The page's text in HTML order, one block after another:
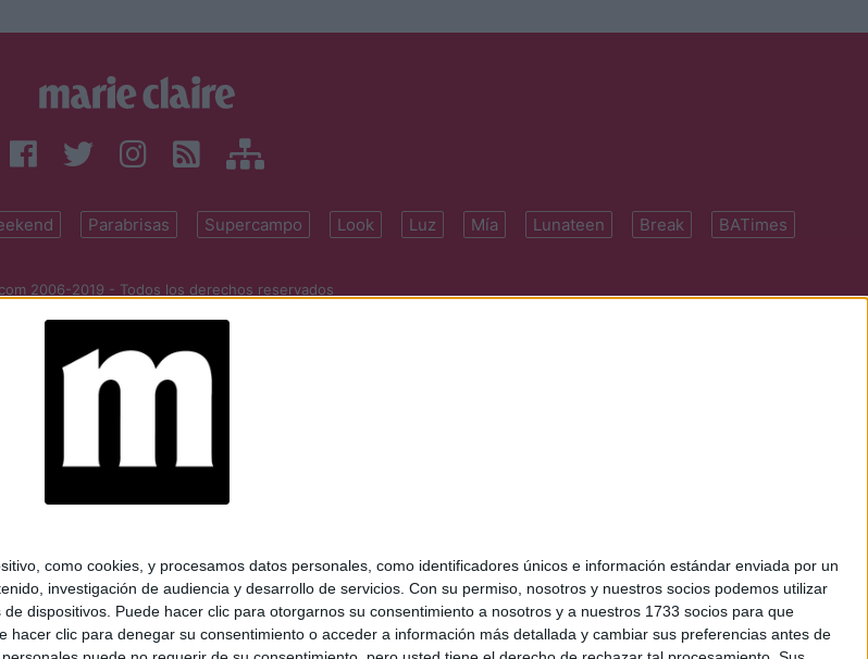
como cookies, y procesamos datos personales, como identificadores únicos e información estándar enviada por un
investigación de audiencia y desarrollo de servicios. Con su permiso, nosotros y nuestros socios podemos utilizar
dispositivos. Puede hacer clic para otorgarnos su consentimiento a nosotros y a nuestros 1733 socios para que
clic para denegar su consentimiento o acceder a información más detallada y cambiar sus preferencias antes de
Parabrisas Supercampo Look Luz Mía Lunateen Break BATimes
2006-2019 - Todos los derechos reservados
| Propietario: Diario Perfil S.A.